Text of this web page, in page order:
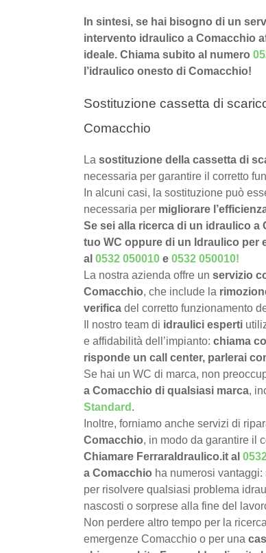
In sintesi, se hai bisogno di un
intervento idraulico a Comacchio
ideale. Chiama subito al numero
l’idraulico onesto di Comacchio!
Sostituzione cassetta di
Comacchio
La sostituzione della cassetta di
necessaria per garantire il corretto
In alcuni casi, la sostituzione può
necessaria per migliorare
Se sei alla ricerca di un idraulico
tuo WC oppure di un Idraulico per
al 0532 050010 e 0532 050010!
La nostra azienda offre un servizio
Comacchio, che include la
verifica del corretto funzionamento
Il nostro team di idraulici esperti
e affidabilità dell’impianto: chiama
risponde un call center, parlerai
Se hai un WC di marca, non
a Comacchio di qualsiasi marca,
Standard .
Inoltre, forniamo anche servizi di
Comacchio, in modo da garantire il
Chiamare FerraraIdraulico.it al
a Comacchio ha numerosi
per risolvere qualsiasi problema
nascosti o sorprese alla fine del
Non perdere altro tempo per la
emergenze Comacchio o per una